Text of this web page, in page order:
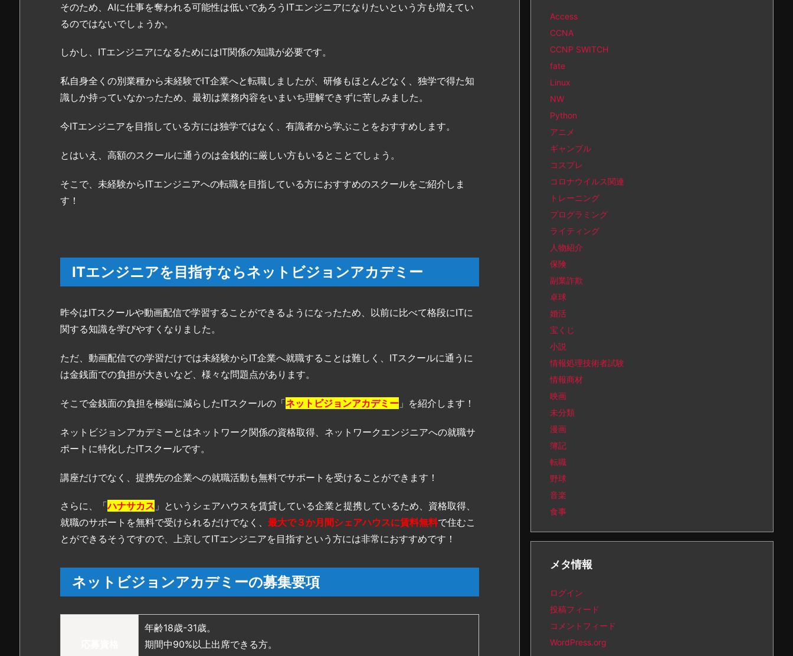
ネ
ッ
ビ
ョ
ン
カ
ミ
の
ネ
ト
ア
デ
の
リ
デ
メ
ト
ネ
そのため、AIに仕事を奪われる可能性は低いであろうITエンジニアになりたいという方も増えてい
るのではないでしょうか。
しかし、ITエンジニアになるためにはIT関係の知識が必要です。
私自身全くの別業種から未経験でIT企業へと転職しましたが、研修もほとんどなく、独学で得た知
識しか持っていなかったため、最初は業務内容をいまいち理解できずに苦しみました。
今ITエンジニアを目指している方には独学ではなく、有識者から学ぶことをおすすめします。
とはいえ、高額のスクールに通うのは金銭的に厳しい方もいるとことでしょう。
そこで、未経験からITエンジニアへの転職を目指している方におすすめのスクールをご紹介しま
す！
ITエンジニアを目指すならネットビジョンアカデミー
昨今はITスクールや動画配信で学習することができるようになったため、以前に比べて格段にITに
関する知識を学びやすくなりました。
ただ、動画配信での学習だけでは未経験からIT企業へ就職することは難しく、ITスクールに通うに
は金銭面での負担が大きいなど、様々な問題点があります。
そこで金銭面の負担を極端に減らしたITスクールの「ネットビジョンアカデミー 」を紹介します！
ネットビジョンアカデミーとはネットワーク関係の資格取得、ネットワークエンジニアへの就職サ
ポートに特化したITスクールです。
講座だけでなく、提携先の企業への就職活動も無料でサポートを受けることができます！
さらに、「ハナサカス 」というシェアハウスを賃貸している企業と提携しているため、資格取得、
就職のサポートを無料で受けられるだけでなく、 最大で３か月間シェアハウスに賃料無料で住むこ
とができるそうですので、上京してITエンジニアを目指すという方には非常におすすめです！
ネットビジョンアカデミーの募集要項
年齢18歳-31歳。
期間中90%以上出席できる方。
Access
CCNA
CCNP SWITCH
fate
Linux
NW
Python
アニメ
ギャンブル
コスプレ
コロナウイルス関連
トレーニング
プログラミング
ライティング
人物紹介
保険
副業詐欺
卓球
婚活
宝くじ
小説
情報処理技術者試験
情報商材
映画
未分類
漫画
簿記
転職
野球
音楽
食事
メタ情報
ログイン
投稿フィード
コメントフィード
WordPress.org